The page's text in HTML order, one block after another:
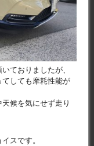
ておりましたが、
しても摩耗性能が
候を気にせず走り
スです。